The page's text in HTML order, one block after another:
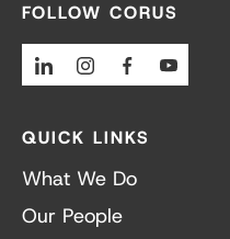
FOLLOW CORUS
LinkedinInstagram
QUICK LINKS
What We Do
Our People